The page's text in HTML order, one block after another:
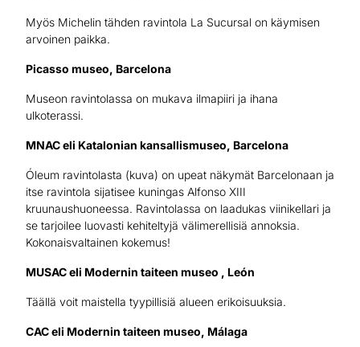
Myös Michelin tähden ravintola La Sucursal on käymisen
arvoinen paikka.
Picasso museo, Barcelona
Museon ravintolassa on mukava ilmapiiri ja ihana
ulkoterassi.
MNAC eli Katalonian kansallismuseo, Barcelona
Óleum ravintolasta (kuva) on upeat näkymät Barcelonaan ja
itse ravintola sijatisee kuningas Alfonso XIII
kruunaushuoneessa. Ravintolassa on laadukas viinikellari ja
se tarjoilee luovasti kehiteltyjä välimerellisiä annoksia.
Kokonaisvaltainen kokemus!
MUSAC eli Modernin taiteen museo , León
Täällä voit maistella tyypillisiä alueen erikoisuuksia.
CAC eli Modernin taiteen museo, Málaga